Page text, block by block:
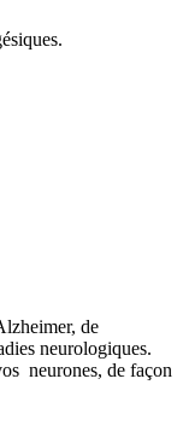
de
neurologiques.
neurones, de façon